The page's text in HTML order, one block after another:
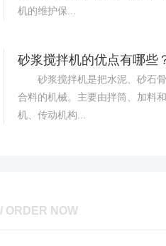
机的维护保...
砂浆搅拌机的优点有哪些
砂浆搅拌机是把水泥、砂石骨
合料的机械。主要由拌筒、加料
机、传动机构...
/ ORDER NOW